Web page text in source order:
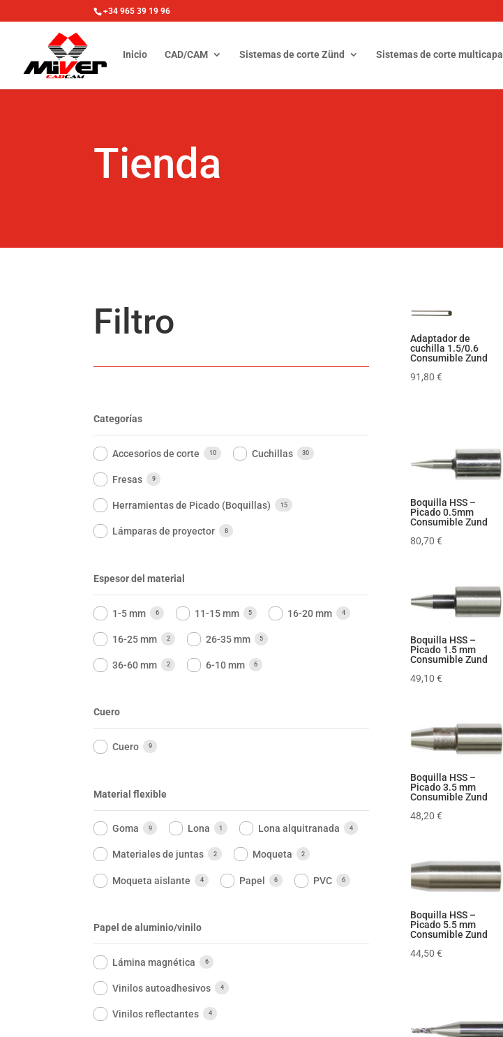
+34 965 39 19 96
Inicio CAD/CAM Sistemas de corte Zünd Sistemas de corte multicapa
Tienda
Filtro
Categorías
Accesorios de corte 10 Cuchillas 30
Fresas 9
Herramientas de Picado (Boquillas) 15
Lámparas de proyector 8
Espesor del material
1-5 mm 6 11-15 mm 5 16-20 mm 4
16-25 mm 2 26-35 mm 5
36-60 mm 2 6-10 mm 6
Cuero
Cuero 9
Material flexible
Goma 9 Lona 1 Lona alquitranada 4
Materiales de juntas 2 Moqueta 2
Moqueta aislante 4 Papel 6 PVC 6
Papel de aluminio/vinilo
Lámina magnética 6
Vinilos autoadhesivos 4
Vinilos reflectantes 4
Adaptador de
cuchilla 1.5/0.6
Consumible Zund
91,80€
Boquilla HSS –
Picado 0.5mm
Consumible Zund
80,70€
Boquilla HSS –
Picado 1.5 mm
Consumible Zund
49,10€
Boquilla HSS –
Picado 3.5 mm
Consumible Zund
48,20€
Boquilla HSS –
Picado 5.5 mm
Consumible Zund
44,50€